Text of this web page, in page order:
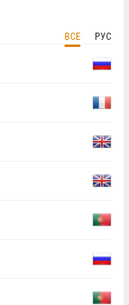
ВСЕ РУС